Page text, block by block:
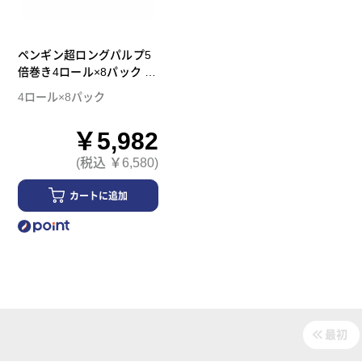
ペンギン超ロングパルプ5
倍巻き4ロール×8パック ダ
ブル トイレットペーパー
4ロール×8パック
￥5,982
(税込 ￥6,580)
カートに追加
最初